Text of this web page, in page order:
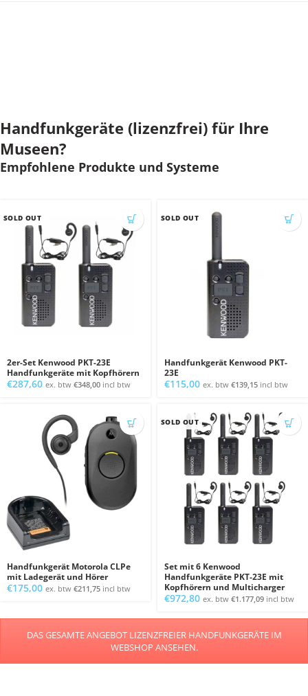
Handfunkgeräte (lizenzfrei) für Ihre
Museen?
Empfohlene Produkte und Systeme
SOLD OUT
2er-Set Kenwood PKT-23E
Handfunkgeräte mit Kopfhörern
€287,60 ex. btw €348,00 incl btw
SOLD OUT
Handfunkgerät Kenwood PKT-
23E
€115,00 ex. btw €139,15 incl btw
Handfunkgerät Motorola CLPe
mit Ladegerät und Hörer
€175,00 ex. btw €211,75 incl btw
SOLD OUT
Set mit 6 Kenwood
Handfunkgeräte PKT-23E mit
Kopfhörern und Multicharger
€972,80 ex. btw €1.177,09 incl btw
DAS GESAMTE ANGEBOT LIZENZFREIER HANDFUNKGERÄTE IM
WEBSHOP ANSEHEN.